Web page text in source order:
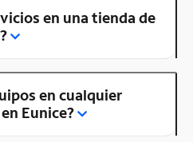
en una tienda de
en cualquier
Eunice?